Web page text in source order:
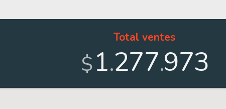
Total ventes
$1.277.973